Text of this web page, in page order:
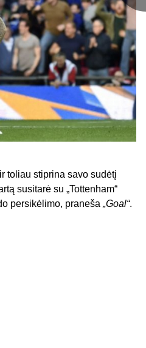
toliau stiprina savo sudėtį
susitarė su „Tottenham“
persikėlimo, praneša „Goal“.